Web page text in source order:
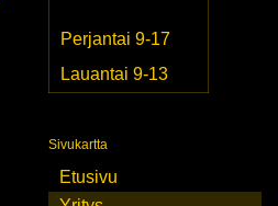
Perjantai 9-17
Lauantai 9-13
Sivukartta
Etusivu